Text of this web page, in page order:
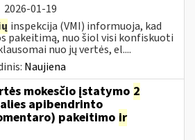
2026-01-19
inspekcija (VMI) informuoja, kad
pakeitimą, nuo šiol visi konfiskuoti
nuo jų vertės, el....
Naujiena
mokesčio įstatymo 2
apibendrinto
pakeitimo ir